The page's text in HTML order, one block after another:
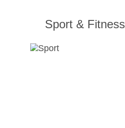
Sport & Fitness